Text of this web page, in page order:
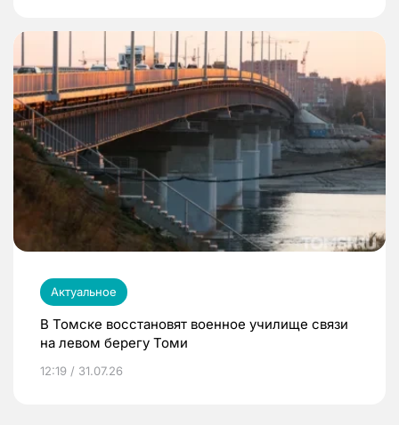
Актуальное
В Томске восстановят военное училище связи
на левом берегу Томи
12:19 / 31.07.26